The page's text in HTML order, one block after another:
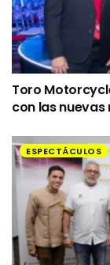
Toro
con las
ESPECTÁCULOS